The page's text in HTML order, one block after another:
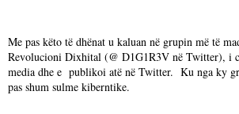
Me pas këto të dhënat u kaluan në grupin më të
Revolucioni Dixhital (@ D1G1R3V në Twitter), i
media dhe e publikoi atë në Twitter. Ku nga ky
pas shum sulme kiberntike.